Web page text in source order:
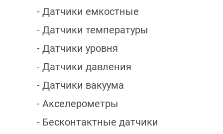
- Датчики емкостные
- Датчики температуры
- Датчики уровня
- Датчики давления
- Датчики вакуума
- Акселерометры
- Бесконтактные датчики